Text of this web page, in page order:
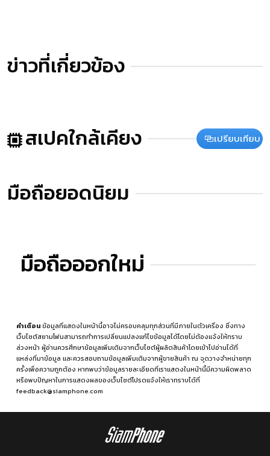
ข่าวที่เกี่ยวข้อง
สเปคใกล้เคียง เปรียบเทียบ
มือถือยอดนิยม
มือถือออกใหม่
คำเตือนข้อมูลที่แสดงในหน้านี้อาจไม่ครอบคลุมทุกส่วนที่มีภายในตัวเครื่อง ซึ่งทาง
เว็บไซต์สยามโฟนสามารถทำการเปลี่ยนแปลงแก้ไขข้อมูลได้โดยไม่ต้องแจ้งให้ทราบ
ล่วงหน้า ผู้อ่านควรศึกษาข้อมูลเพิ่มเติมจากเว็บไซต์ผู้ผลิตสินค้าโดยเข้าไปอ่านได้ที่
แหล่งที่มาข้อมูล และควรสอบถามข้อมูลเพิ่มเติมจากผู้ขายสินค้า ณ จุดวางจำหน่ายทุก
ครั้งเพื่อความถูกต้อง หากพบว่าข้อมูลรายละเอียดที่เราแสดงในหน้านี้มีความผิดพลาด
หรือพบปัญหาในการแสดงผลของเว็บไซต์โปรดแจ้งให้เราทราบได้ที่
feedback@siamphone.com